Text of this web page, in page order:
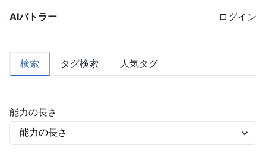
AIバトラー ログイン
検索 タグ検索 人気タグ
能力の長さ